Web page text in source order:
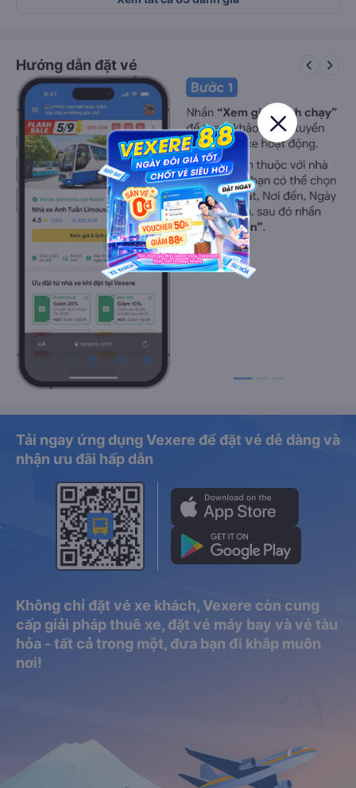
Hướng dẫn đặt vé keyboard_arrow_left keyboard_arrow_right
Tải ngay ứng dụng Vexere để đặt vé dễ dàng và
nhận ưu đãi hấp dẫn
Không chỉ đặt vé xe khách, Vexere còn cung
cấp giải pháp thuê xe, đặt vé máy bay và vé tàu
hỏa - tất cả trong một, đưa bạn đi khắp muôn
nơi!